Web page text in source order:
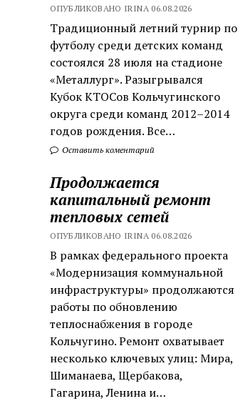
ОПУБЛИКОВАНО IRINA 06.08.2026
Традиционный летний турнир по
футболу среди детских команд
состоялся 28 июля на стадионе
«Металлург». Разыгрывался
Кубок КТОСов Кольчугинского
округа среди команд 2012–2014
годов рождения. Все…
Оставить коментарий
Продолжается
капитальный ремонт
тепловых сетей
ОПУБЛИКОВАНО IRINA 06.08.2026
В рамках федерального проекта
«Модернизация коммунальной
инфраструктуры» продолжаются
работы по обновлению
теплоснабжения в городе
Кольчугино. Ремонт охватывает
несколько ключевых улиц: Мира,
Шиманаева, Щербакова,
Гагарина, Ленина и…